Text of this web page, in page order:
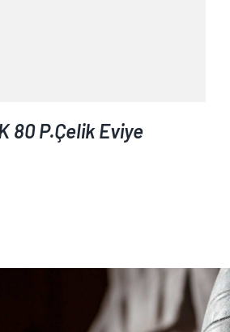
80 P.Çelik Eviye